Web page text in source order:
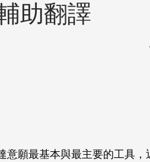
助翻譯
意願最基本與最主要的工具，